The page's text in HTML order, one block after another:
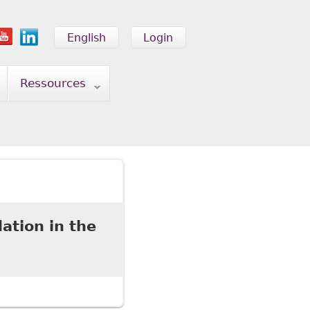
Login
English
Ressources
in the